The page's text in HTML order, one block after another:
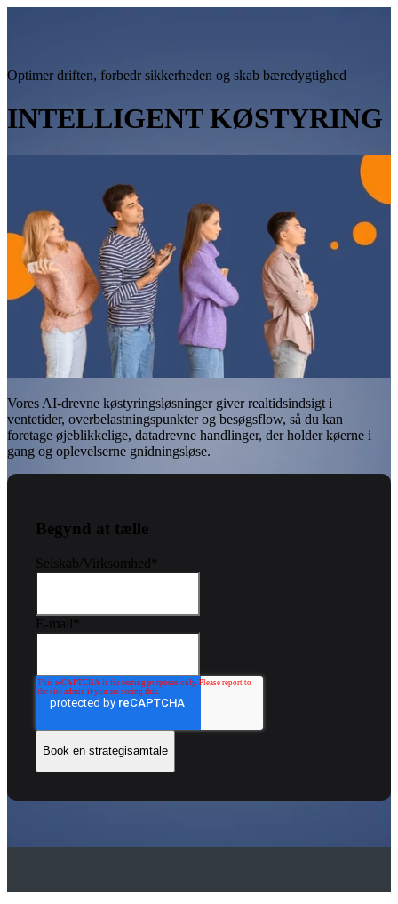
Optimer driften, forbedr sikkerheden og skab bæredygtighed
INTELLIGENT KØSTYRING
Vores AI-drevne køstyringsløsninger giver realtidsindsigt i
ventetider, overbelastningspunkter og besøgsflow, så du kan
foretage øjeblikkelige, datadrevne handlinger, der holder køerne i
gang og oplevelserne gnidningsløse.
Begynd at tælle
Selskab/Virksomhed
E-mail